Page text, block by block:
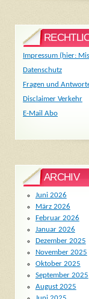
Impressum (hier:
Datenschutz
Fragen und
Disclaimer Verkehr
E-Mail Abo
ARCHIV
Juni 2026
März 2026
Februar 2026
Januar 2026
Dezember 2025
November 2025
Oktober 2025
September 2025
August 2025